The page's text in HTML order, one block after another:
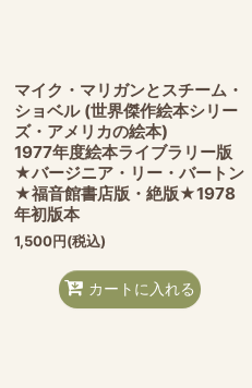
マイク・マリガンとスチーム・
ショベル (世界傑作絵本シリー
ズ・アメリカの絵本)
1977年度絵本ライブラリー版
★バージニア・リー・バートン
★福音館書店版・絶版★1978
年初版本
1,500円(税込)
カートに入れる